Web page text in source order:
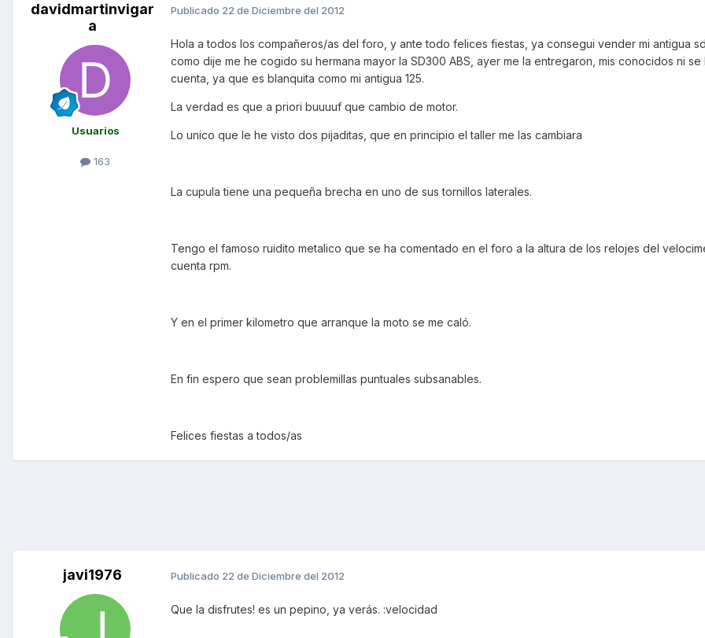
davidmartinvigar
a
Usuarios
163
Publicado 22 de Diciembre del 2012
Hola a todos los compañeros/as del foro, y ante todo felices fiestas, ya consegui vender mi antigua sd
como dije me he cogido su hermana mayor la SD300 ABS, ayer me la entregaron, mis conocidos ni se
cuenta, ya que es blanquita como mi antigua 125.
La verdad es que a priori buuuuf que cambio de motor.
Lo unico que le he visto dos pijaditas, que en principio el taller me las cambiara
La cupula tiene una pequeña brecha en uno de sus tornillos laterales.
Tengo el famoso ruidito metalico que se ha comentado en el foro a la altura de los relojes del
cuenta rpm.
Y en el primer kilometro que arranque la moto se me caló.
En fin espero que sean problemillas puntuales subsanables.
Felices fiestas a todos/as
javi1976 Publicado 22 de Diciembre del 2012
Que la disfrutes! es un pepino, ya verás. :velocidad